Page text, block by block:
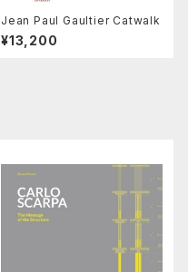
Jean Paul Gaultier Catwalk
¥13,200